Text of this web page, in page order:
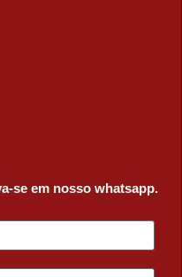
se em nosso whatsapp.